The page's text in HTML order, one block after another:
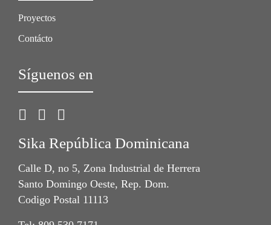
Proyectos
Contácto
Síguenos en
Sika República Dominicana
Calle D, no 5, Zona Industrial de Herrera
Santo Domingo Oeste, Rep. Dom.
Codigo Postal 11113